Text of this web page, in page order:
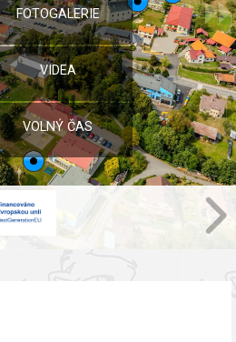
FOTOGALERIE
VIDEA
VOLNÝ ČAS